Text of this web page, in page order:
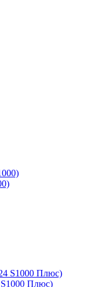
Плюс)